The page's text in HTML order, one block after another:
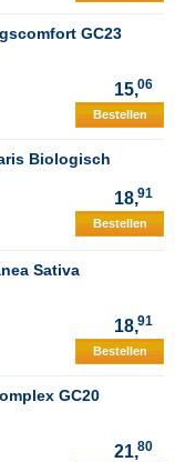
GC23
15,06
Bestellen
Biologisch
18,91
Bestellen
Sativa
18,91
Bestellen
GC20
21,80